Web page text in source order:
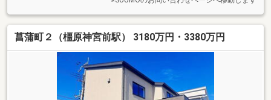
菖蒲町２（橿原神宮前駅） 3180万円・3380万円